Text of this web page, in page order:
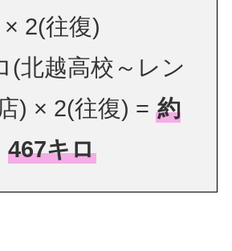
× 2(往復)
(北越高校～レン
) × 2(往復) = 約
467キロ